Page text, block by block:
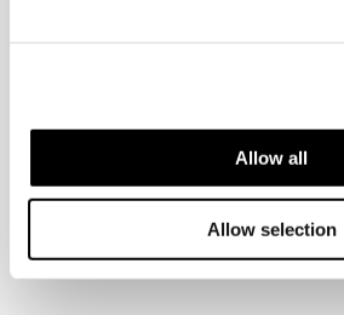
Allow all
Allow selection